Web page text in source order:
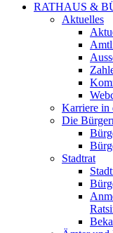
RATHAUS &
Aktuelles
Karriere in
Die
Stadtrat